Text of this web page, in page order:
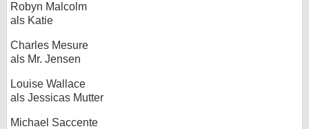
Robyn Malcolm
als Katie
Charles Mesure
als Mr. Jensen
Louise Wallace
als Jessicas Mutter
Michael Saccente